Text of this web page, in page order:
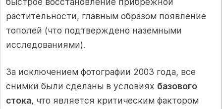
растительности, главным образом появление
тополей (что подтверждено наземными
исследованиями).
За исключением фотографии 2003 года, все
снимки были сделаны в условиях базового
стока, что является критическим фактором